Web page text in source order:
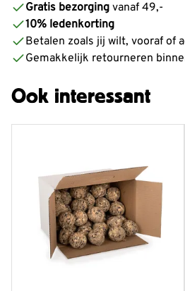
Gratis bezorging vanaf 49,-
10% ledenkorting
Betalen zoals jij wilt, vooraf of
Gemakkelijk retourneren
Ook interessant